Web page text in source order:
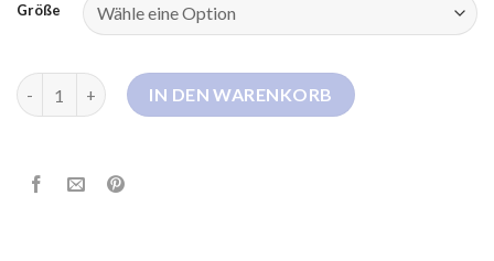
Größe
leichte winterjacke MengeIN DEN WARENKORB